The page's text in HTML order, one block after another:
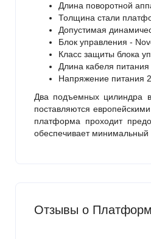
Длина поворотной
Толщина стали
Допустимая
Блок управления -
Класс защиты блока
Длина кабеля
Напряжение питания
Два подъемных цилиндра в
поставляются
платформа проходит
обеспечивает минимальный
Отзывы о